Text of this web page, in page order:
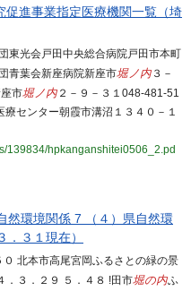
促進事業指定医療機関一覧（埼
東光会戸田中央総合病院戸田市本町
青葉会新座病院新座市堀ノ内３－
市堀ノ内２－９－３１048-481-51
センター朝霞市溝沼１３４０－１
139834/hpkanganshitei0506_2.pd
然環境関係 7 （４）県自然環
３１現在）
北本市高尾宮岡ふるさとの緑の景
．３．２９ ５．４８ !田市堀の内ふ